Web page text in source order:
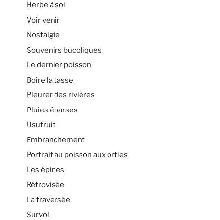
Herbe à soi
Voir venir
Nostalgie
Souvenirs bucoliques
Le dernier poisson
Boire la tasse
Pleurer des rivières
Pluies éparses
Usufruit
Embranchement
Portrait au poisson aux orties
Les épines
Rétrovisée
La traversée
Survol